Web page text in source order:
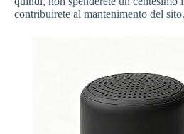
contribuirete al mantenimento del sito.